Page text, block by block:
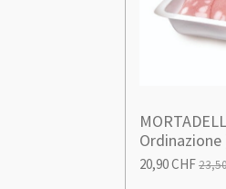
Ordinazione
20,90 CHF